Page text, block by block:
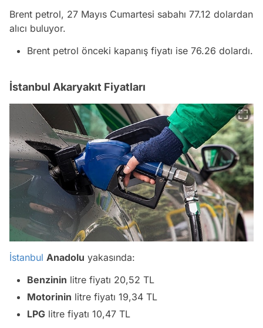
Brent petrol, 27 Mayıs Cumartesi sabahı 77.12 dolardan
alıcı buluyor.
Brent petrol önceki kapanış fiyatı ise 76.26 dolardı.
İstanbul Akaryakıt Fiyatları
İstanbul Anadolu yakasında:
Benzinin litre fiyatı 20,52 TL
Motorinin litre fiyatı 19,34 TL
LPG litre fiyatı 10,47 TL